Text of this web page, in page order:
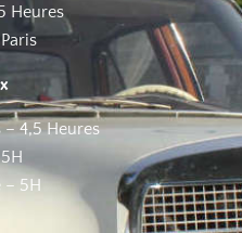
Heures
– 4,5 Heures
– 5H